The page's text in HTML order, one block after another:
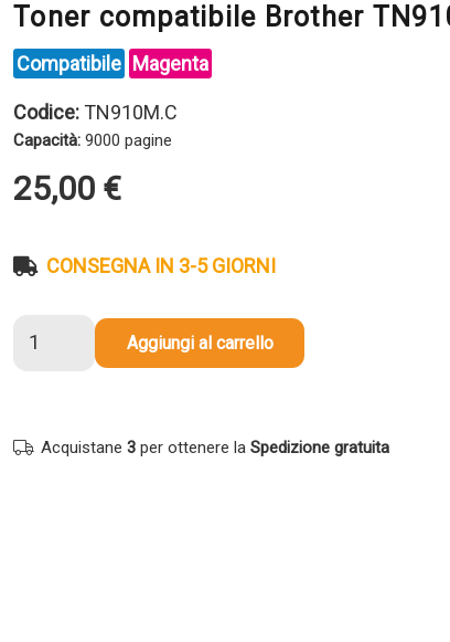
Toner compatibile Brother
Compatibile Magenta
Codice: TN910M.C
Capacità: 9000 pagine
25,00 €
CONSEGNA IN 3-5 GIORNI
compatibile
quantità
Aggiungi al carrello
Acquistane 3 per ottenere la Spedizione gratuita